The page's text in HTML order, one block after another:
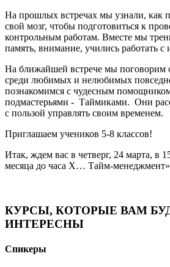
На прошлых встречах мы узнали, как
свой мозг, чтобы подготовиться к
контрольным работам. Вместе мы
память, внимание, учились работать
На ближайшей встрече мы поговорим
среди любимых и нелюбимых
познакомимся с чудесным
подмастерьями - Таймиками. Они
с пользой управлять своим временем.
Приглашаем учеников 5-8 классов!
Итак, ждем вас в четверг, 24 марта, в
месяца до часа Х… Тайм-
КУРСЫ, КОТОРЫЕ ВАМ
ИНТЕРЕСНЫ
Спикеры